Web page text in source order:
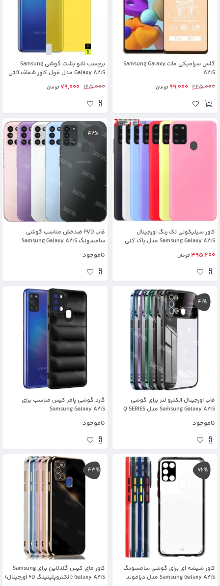
گلس سرامیکی مات Samsung Galaxy
A21S
225,000
99,000تومان
برچسب نانو پشت گوشی Samsung
Galaxy A21S مدل فول کاور شفاف آنتی
125,000
79,000تومان
کاور سیلیکونی تک رنگ اورجینال
Samsung Galaxy A21S مدل پاک کنی
395,200تومان
42%
قاب PVD ضدخش مناسب گوشی
سامسونگ Samsung Galaxy A21S
ناموجود
41%
قاب اورجینال الکترو لنز برای گوشی
Samsung Galaxy A21S مدل Q SERIES
ناموجود
گارد گوشی پافر کیس مناسب برای
Samsung Galaxy A21S
ناموجود
72%
کاور شیشه ای برای گوشی سامسونگ
Samsung Galaxy A21S مدل دیاموند
43%
کاور مای کیس گلدلاین برای Samsung
Galaxy A21S (الکتروپلیتینگ 6D اورجینال)